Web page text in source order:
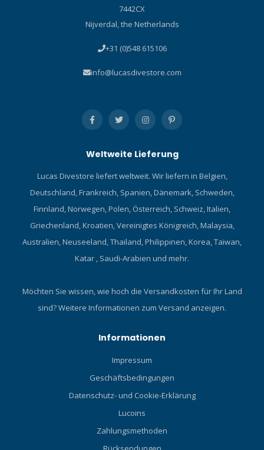
7442CX
Nijverdal, the Netherlands
+31 (0)548 615106
info@lucasdivestore.com
Weltweite Lieferung
Lucas Divestore liefert weltweit. Wir liefern in Belgien,
Deutschland, Frankreich, Spanien, Dänemark, Schweden,
Finnland, Norwegen, Polen, Österreich, Schweiz, Italien,
Griechenland, Kroatien, Vereinigtes Königreich, Malaysia,
Australien, Neuseeland, Thailand, Philippinen, Korea, Taiwan,
Katar , Saudi-Arabien und mehr.
Möchten Sie wissen, wie hoch die Versandkosten für Ihr Land
sind?Weitere Informationen zum Versand anzeigen.
Informationen
Impressum
Geschäftsbedingungen
Datenschutz- und Cookie-Erklärung
Lucoins
Zahlungsmethoden